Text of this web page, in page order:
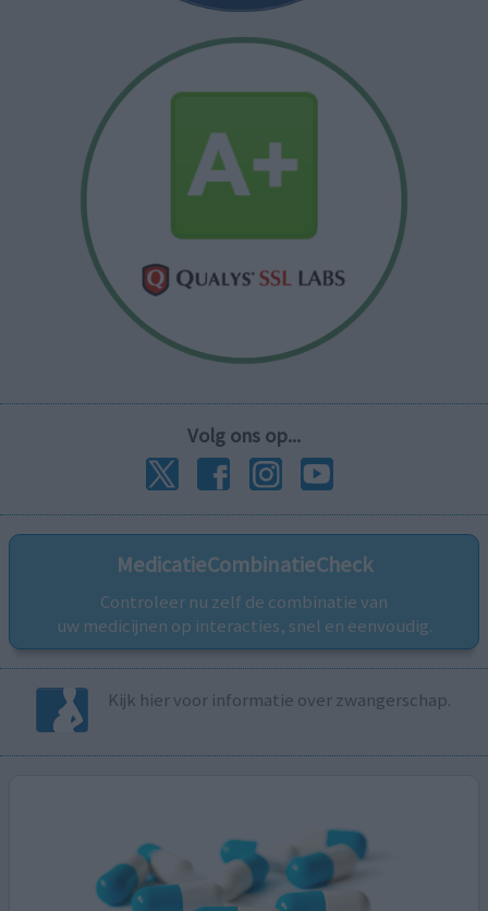
Volg ons op...
MedicatieCombinatieCheck
Controleer nu zelf de combinatie van
uw medicijnen op interacties, snel en eenvoudig.
Kijk hier voor informatie over zwangerschap.